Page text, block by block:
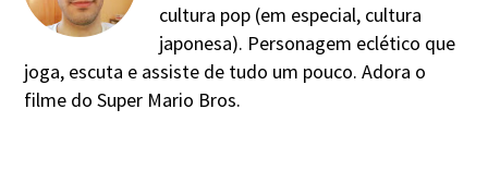
cultura pop (em especial, cultura
japonesa). Personagem eclético que
joga, escuta e assiste de tudo um pouco. Adora o
filme do Super Mario Bros.